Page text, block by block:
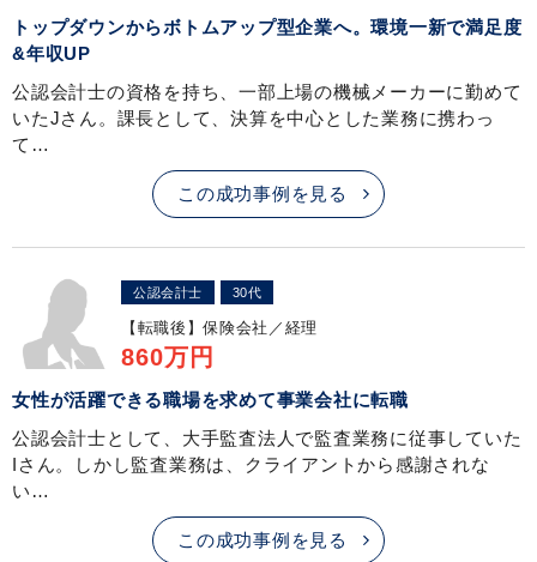
トップダウンからボトムアップ型企業へ。環境一新で満足度
&年収UP
公認会計士の資格を持ち、一部上場の機械メーカーに勤めて
いたJさん。課長として、決算を中心とした業務に携わっ
て…
この成功事例を見る
公認会計士 30代
【転職後】保険会社／経理
860万円
女性が活躍できる職場を求めて事業会社に転職
公認会計士として、大手監査法人で監査業務に従事していた
Iさん。しかし監査業務は、クライアントから感謝されな
い…
この成功事例を見る